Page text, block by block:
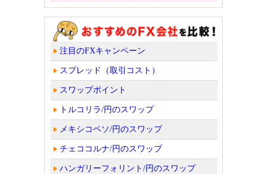
注目のFXキャンペーン
スプレッド（取引コスト）
スワップポイント
トルコリラ/円のスワップ
メキシコペソ/円のスワップ
チェココルナ/円のスワップ
ハンガリーフォリント/円のスワップ